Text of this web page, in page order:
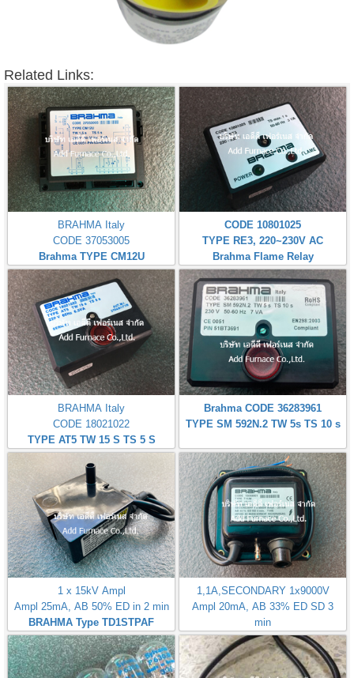
Related Links:
BRAHMA Italy
CODE 37053005
Brahma TYPE CM12U
CODE 10801025
TYPE RE3, 220~230V AC
Brahma Flame Relay
BRAHMA Italy
CODE 18021022
TYPE AT5 TW 15 S TS 5 S
Brahma CODE 36283961
TYPE SM 592N.2 TW 5s TS 10 s
1 x 15kV Ampl
Ampl 25mA, AB 50% ED in 2 min
BRAHMA Type TD1STPAF
1,1A,SECONDARY 1x9000V
Ampl 20mA, AB 33% ED SD 3
min
BRAHMA Italy TYPE T11/M